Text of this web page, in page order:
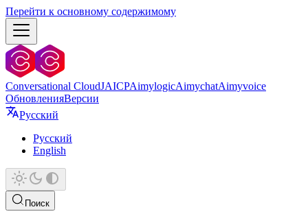
Перейти к основному содержимому
Conversational CloudJAICPAimylogicAimychatAimyvoice
ОбновленияВерсии
Русский
Русский
English
Поиск